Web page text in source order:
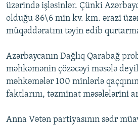
üzərində işləsinlər. Çünki
olduğu 86\6 min kv. km. ərazi
müqəddəratını təyin edib
Azərbaycanın Dağlıq Qarabağ
məhkəmənin çözəcəyi məsələ
məhkəmələr 100 minlərlə
faktlarını, təzminat məsələlərini
Anna Vətən partiyasının sədr